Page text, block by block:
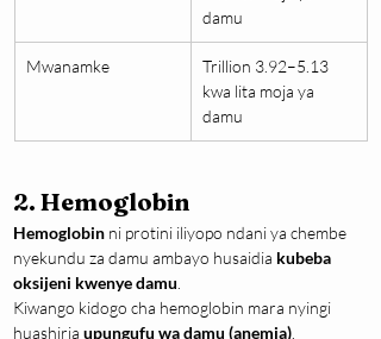
damu
Mwanamke
Trillion 3.92–5.13
kwa lita moja ya
damu
2. Hemoglobin
Hemoglobin ni protini iliyopo ndani ya chembe
nyekundu za damu ambayo husaidia kubeba
oksijeni kwenye damu
Kiwango kidogo cha hemoglobin mara nyingi
huashiria upungufu wa damu (anemia)